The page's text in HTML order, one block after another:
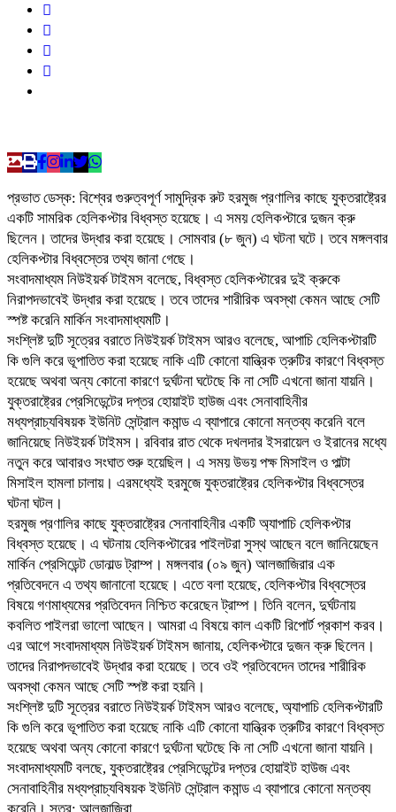
প্রভাত ডেস্ক: বিশ্বের গুরুত্বপূর্ণ সামুদ্রিক রুট হরমুজ প্রণালির কাছে যুক্তরাষ্ট্রের
একটি সামরিক হেলিকপ্টার বিধ্বস্ত হয়েছে। এ সময় হেলিকপ্টারে দুজন ক্রু
ছিলেন। তাদের উদ্ধার করা হয়েছে। সোমবার (৮ জুন) এ ঘটনা ঘটে। তবে মঙ্গলবার
হেলিকপ্টার বিধ্বস্তের তথ্য জানা গেছে।
সংবাদমাধ্যম নিউইয়র্ক টাইমস বলেছে, বিধ্বস্ত হেলিকপ্টারের দুই ক্রুকে
নিরাপদভাবেই উদ্ধার করা হয়েছে। তবে তাদের শারীরিক অবস্থা কেমন আছে সেটি
স্পষ্ট করেনি মার্কিন সংবাদমাধ্যমটি।
সংশ্লিষ্ট দুটি সূত্রের বরাতে নিউইয়র্ক টাইমস আরও বলেছে, আপাচি হেলিকপ্টারটি
কি গুলি করে ভূপাতিত করা হয়েছে নাকি এটি কোনো যান্ত্রিক ত্রুটির কারণে বিধ্বস্ত
হয়েছে অথবা অন্য কোনো কারণে দুর্ঘটনা ঘটেছে কি না সেটি এখনো জানা যায়নি।
যুক্তরাষ্ট্রের প্রেসিডেন্টের দপ্তর হোয়াইট হাউজ এবং সেনাবাহিনীর
মধ্যপ্রাচ্যবিষয়ক ইউনিট সেন্ট্রাল কমান্ড এ ব্যাপারে কোনো মন্তব্য করেনি বলে
জানিয়েছে নিউইয়র্ক টাইমস। রবিবার রাত থেকে দখলদার ইসরায়েল ও ইরানের মধ্যে
নতুন করে আবারও সংঘাত শুরু হয়েছিল। এ সময় উভয় পক্ষ মিসাইল ও পাল্টা
মিসাইল হামলা চালায়। এরমধ্যেই হরমুজে যুক্তরাষ্ট্রের হেলিকপ্টার বিধ্বস্তের
ঘটনা ঘটল।
হরমুজ প্রণালির কাছে যুক্তরাষ্ট্রের সেনাবাহিনীর একটি অ্যাপাচি হেলিকপ্টার
বিধ্বস্ত হয়েছে। এ ঘটনায় হেলিকপ্টারের পাইলটরা সুস্থ আছেন বলে জানিয়েছেন
মার্কিন প্রেসিডেন্ট ডোনাল্ড ট্রাম্প। মঙ্গলবার (০৯ জুন) আলজাজিরার এক
প্রতিবেদনে এ তথ্য জানানো হয়েছে। এতে বলা হয়েছে, হেলিকপ্টার বিধ্বস্তের
বিষয়ে গণমাধ্যমের প্রতিবেদন নিশ্চিত করেছেন ট্রাম্প। তিনি বলেন, দুর্ঘটনায়
কবলিত পাইলরা ভালো আছেন। আমরা এ বিষয়ে কাল একটি রিপোর্ট প্রকাশ করব।
এর আগে সংবাদমাধ্যম নিউইয়র্ক টাইমস জানায়, হেলিকপ্টারে দুজন ক্রু ছিলেন।
তাদের নিরাপদভাবেই উদ্ধার করা হয়েছে। তবে ওই প্রতিবেদেন তাদের শারীরিক
অবস্থা কেমন আছে সেটি স্পষ্ট করা হয়নি।
সংশ্লিষ্ট দুটি সূত্রের বরাতে নিউইয়র্ক টাইমস আরও বলেছে, অ্যাপাচি হেলিকপ্টারটি
কি গুলি করে ভূপাতিত করা হয়েছে নাকি এটি কোনো যান্ত্রিক ত্রুটির কারণে বিধ্বস্ত
হয়েছে অথবা অন্য কোনো কারণে দুর্ঘটনা ঘটেছে কি না সেটি এখনো জানা যায়নি।
সংবাদমাধ্যমটি বলছে, যুক্তরাষ্ট্রের প্রেসিডেন্টের দপ্তর হোয়াইট হাউজ এবং
সেনাবাহিনীর মধ্যপ্রাচ্যবিষয়ক ইউনিট সেন্ট্রাল কমান্ড এ ব্যাপারে কোনো মন্তব্য